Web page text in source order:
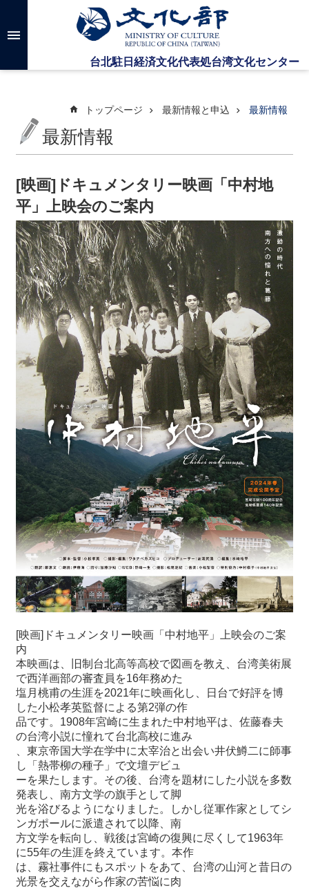
メインのコンテンツブロックにジャンプします
高
検
台
文
化
セ
ン
タ
ー
に
つ
い
て
新
情
申
込
過
去
行
事
台
湾
の
本
連
リ
ン
ク
ホ
ー
ム
サ
イ
ト
マ
ッ
プ
トップページ 最新情報と申込 最新情報
最新情報
[映画]ドキュメンタリー映画「中村地
平」上映会のご案内
[映画]ドキュメンタリー映画「中村地平」上映会のご案
内
本映画は、旧制台北高等高校で図画を教え、台湾美術展
で西洋画部の審査員を16年務めた
塩月桃甫の生涯を2021年に映画化し、日台で好評を博
した小松孝英監督による第2弾の作
品です。1908年宮崎に生まれた中村地平は、佐藤春夫
の台湾小説に憧れて台北高校に進み
、東京帝国大学在学中に太宰治と出会い井伏鱒二に師事
し「熱帯柳の種子」で文壇デビュ
ーを果たします。その後、台湾を題材にした小説を多数
発表し、南方文学の旗手として脚
光を浴びるようになりました。しかし従軍作家としてシ
ンガポールに派遣されて以降、南
方文学を転向し、戦後は宮崎の復興に尽くして1963年
に55年の生涯を終えています。本作
は、霧社事件にもスポットをあて、台湾の山河と昔日の
光景を交えながら作家の苦悩に肉